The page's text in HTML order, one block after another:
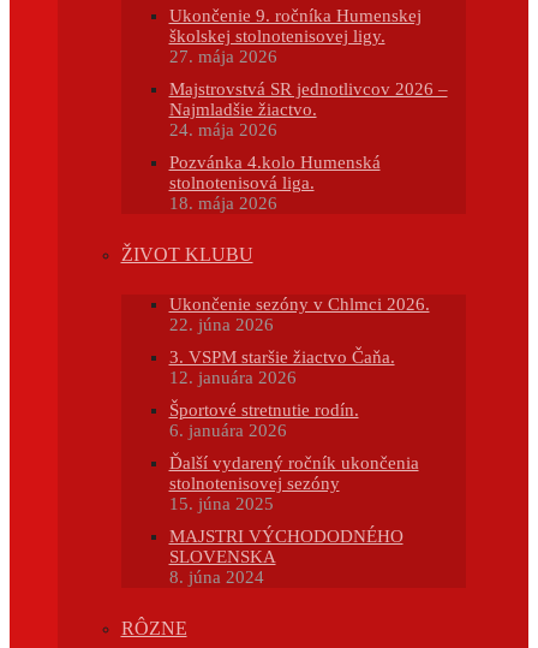
Ukončenie 9. ročníka Humenskej
školskej stolnotenisovej ligy.
27. mája 2026
Majstrovstvá SR jednotlivcov 2026 –
Najmladšie žiactvo.
24. mája 2026
Pozvánka 4.kolo Humenská
stolnotenisová liga.
18. mája 2026
ŽIVOT KLUBU
Ukončenie sezóny v Chlmci 2026.
22. júna 2026
3. VSPM staršie žiactvo Čaňa.
12. januára 2026
Športové stretnutie rodín.
6. januára 2026
Ďalší vydarený ročník ukončenia
stolnotenisovej sezóny
15. júna 2025
MAJSTRI VÝCHODODNÉHO
SLOVENSKA
8. júna 2024
RÔZNE